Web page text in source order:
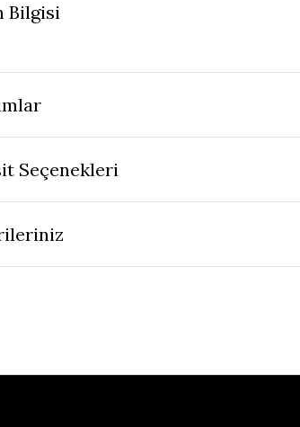
Bilgisi
Seçenekleri